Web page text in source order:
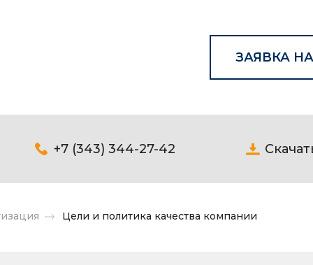
ЗАЯВКА
+7 (343) 344-27-42
Цели и политика качества компании